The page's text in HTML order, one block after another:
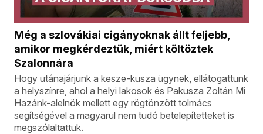
Még a szlovákiai cigányoknak állt feljebb,
amikor megkérdeztük, miért költöztek
Szalonnára
Hogy utánajárjunk a kesze-kusza ügynek, ellátogattunk
a helyszínre, ahol a helyi lakosok és Pakusza Zoltán Mi
Hazánk-alelnök mellett egy rögtönzött tolmács
segítségével a magyarul nem tudó betelepítetteket is
megszólaltattuk.